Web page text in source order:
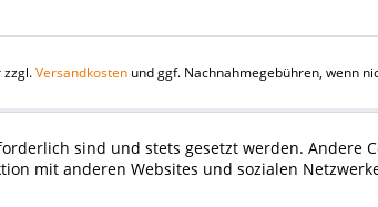
zzgl.Versandkostenund ggf. Nachnahmegebühren, wenn
sind und stets gesetzt werden. Andere
mit anderen Websites und sozialen